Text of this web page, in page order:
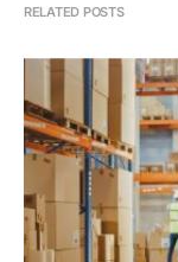
RELATED POSTS